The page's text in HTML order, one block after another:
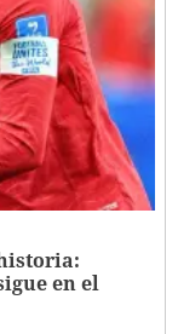
en el